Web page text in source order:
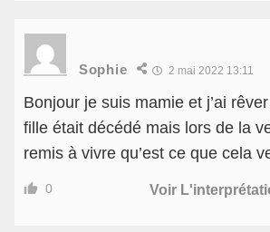
Sophie 2 mai 2022 13:11
Bonjour je suis mamie et j’ai
fille était décédé mais lors de la
remis à vivre qu’est ce que cela
0 Voir